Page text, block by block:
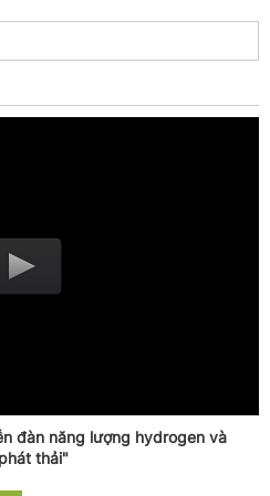
đàn năng lượng hydrogen và
thải"